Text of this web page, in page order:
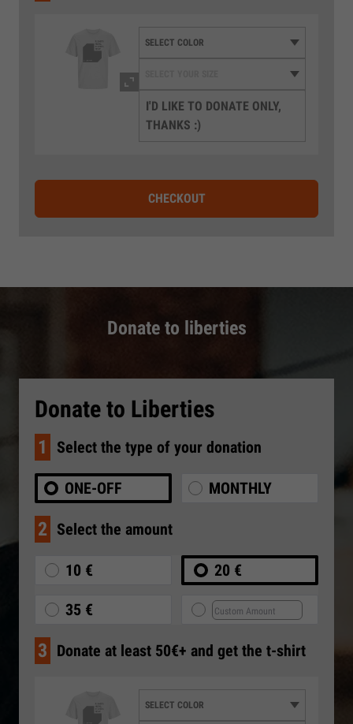
I'D LIKE TO DONATE ONLY,
THANKS :)
CHECKOUT
Donate to liberties
Donate to Liberties
1 Select the type of your donation
ONE-OFF MONTHLY
2 Select the amount
10 € 20 €
35 €
3 Donate at least 50€+ and get the t-shirt